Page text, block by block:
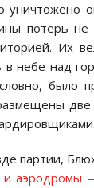
потерь
Их
в небе над
было
две
партии,
аэродромы